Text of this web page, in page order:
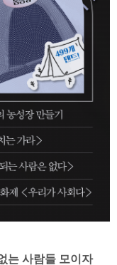
는 사람들 모이자